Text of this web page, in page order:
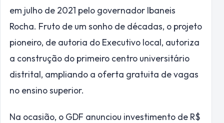
em julho de 2021 pelo governador Ibaneis
Rocha. Fruto de um sonho de décadas, o projeto
pioneiro, de autoria do Executivo local, autoriza
a construção do primeiro centro universitário
distrital, ampliando a oferta gratuita de vagas
no ensino superior.
Na ocasião, o GDF anunciou investimento de R$